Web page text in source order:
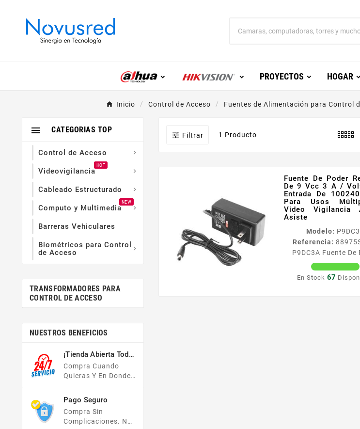
PROYECTOS HOGAR
Inicio Control de Acceso Fuentes de Alimentación para Control
CATEGORIAS TOP

Control de Acceso 
Videovigilancia
HOT

Cableado Estructurado 
Computo y Multimedia
NEW

Barreras Vehiculares
Biométricos para Control
de Acceso

TRANSFORMADORES PARA
CONTROL DE ACCESO
NUESTROS BENEFICIOS
¡Tienda Abierta Todo
El Año!
Compra Cuando
Quieras Y En Donde
Tienda En Línea Está
Disponible Las 24
Hrs Del Día, Los 7
Días De La Semana.
Pago Seguro
Compra Sin
Complicaciones. No
 Filtrar 1 Producto
Fuente De Poder
De 9 Vcc 3 A /
Entrada De
Para Usos
Video Vigilancia
Asiste
Modelo:
Referencia: 88975
P9DC3A Fuente De
Regulada De 9 Vcc 3 A /
Voltaje De Entrada
En Stock 67